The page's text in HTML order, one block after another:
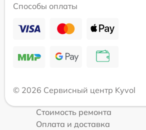
Способы оплаты
© 2026 Сервисный центр Kyvol
Стоимость ремонта
Оплата и доставка